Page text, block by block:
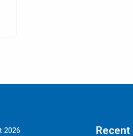
2026 Recent